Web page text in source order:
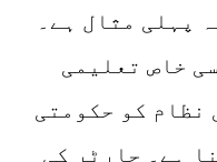
پہلی مثال ہے۔
خاص تعلیمی
نظام کو حکومتی
ہے۔ چارٹر کی